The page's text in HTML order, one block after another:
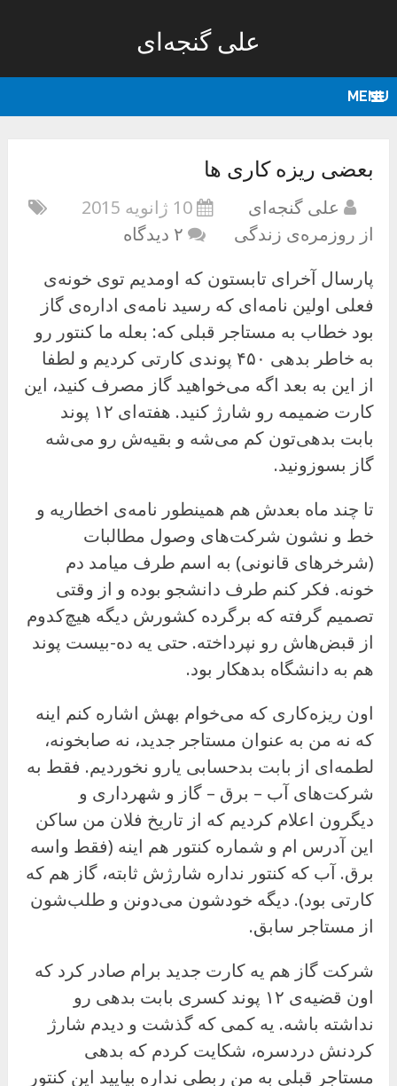
علی گنجه‌ای
MENU
بعضی ریزه کاری ها
علی گنجه‌ای
10 ژانویه 2015
از روزمره‌ی زندگی
۲ دیدگاه
پارسال آخرای تابستون که اومدیم توی خونه‌ی
فعلی اولین نامه‌ای که رسید نامه‌ی اداره‌ی گاز
بود خطاب به مستاجر قبلی که: بعله ما کنتور رو
به خاطر بدهی ۴۵۰ پوندی کارتی کردیم و لطفا
از این به بعد اگه می‌خواهید گاز مصرف کنید، این
کارت ضمیمه رو شارژ کنید. هفته‌ای ۱۲ پوند
بابت بدهی‌تون کم می‌شه و بقیه‌ش رو می‌شه
گاز بسوزونید.
تا چند ماه بعدش هم همینطور نامه‌ی اخطاریه و
خط و نشون شرکت‌های وصول مطالبات
(شرخرهای قانونی) به اسم طرف میامد دم
خونه. فکر کنم طرف دانشجو بوده و از وقتی
تصمیم گرفته که برگرده کشورش دیگه هیچ‌کدوم
از قبض‌هاش رو نپرداخته. حتی یه ده-بیست پوند
هم به دانشگاه بدهکار بود.
اون ریزه‌کاری که می‌خوام بهش اشاره کنم اینه
که نه من به عنوان مستاجر جدید، نه صابخونه،
لطمه‌ای از بابت بدحسابی یارو نخوردیم. فقط به
شرکت‌های آب – برق – گاز و شهرداری و
دیگرون اعلام کردیم که از تاریخ فلان من ساکن
این آدرس ام و شماره کنتور هم اینه (فقط واسه
برق. آب که کنتور نداره شارژش ثابته، گاز هم که
کارتی بود). دیگه خودشون می‌دونن و طلب‌شون
از مستاجر سابق.
شرکت گاز هم یه کارت جدید برام صادر کرد که
اون قضیه‌ی ۱۲ پوند کسری بابت بدهی رو
نداشته باشه. یه کمی که گذشت و دیدم شارژ
کردنش دردسره، شکایت کردم که بدهی
مستاجر قبلی به من ربطی نداره بیایید این کنتور